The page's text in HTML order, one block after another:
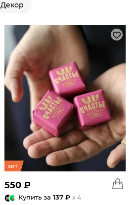
Декор
хит
550 ₽
Купить за 137 ₽ x 4